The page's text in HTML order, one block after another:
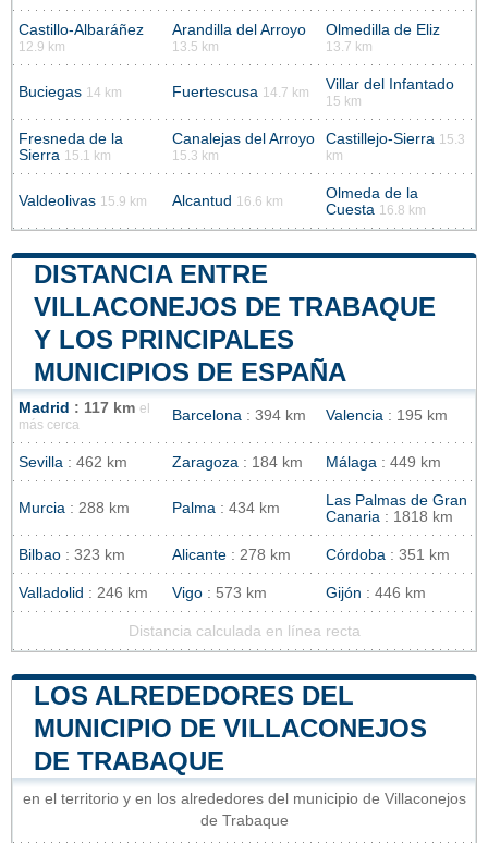
Castillo-Albaráñez
12.9 km
Arandilla del Arroyo
13.5 km
Olmedilla de Eliz
13.7 km
Buciegas 14 km Fuertescusa 14.7 km Villar del Infantado
15 km
Fresneda de la
Sierra 15.1 km
Canalejas del Arroyo
15.3 km
Castillejo-Sierra 15.3
km
Valdeolivas 15.9 km Alcantud 16.6 km
Olmeda de la
Cuesta 16.8 km
DISTANCIA ENTRE
VILLACONEJOS DE TRABAQUE
Y LOS PRINCIPALES
MUNICIPIOS DE ESPAÑA
Madrid : 117 km el
más cerca
Barcelona : 394 km Valencia : 195 km
Sevilla : 462 km Zaragoza : 184 km Málaga : 449 km
Murcia : 288 km Palma : 434 km
Las Palmas de Gran
Canaria : 1818 km
Bilbao : 323 km Alicante : 278 km Córdoba : 351 km
Valladolid : 246 km Vigo : 573 km Gijón : 446 km
Distancia calculada en línea recta
LOS ALREDEDORES DEL
MUNICIPIO DE VILLACONEJOS
DE TRABAQUE
en el territorio y en los alrededores del municipio de Villaconejos
de Trabaque